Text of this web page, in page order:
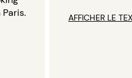
AFFICHER LE